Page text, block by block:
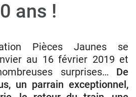
ans !
Pièces Jaunes se
au 16 février 2019 et
surprises… De
un parrain exceptionnel,